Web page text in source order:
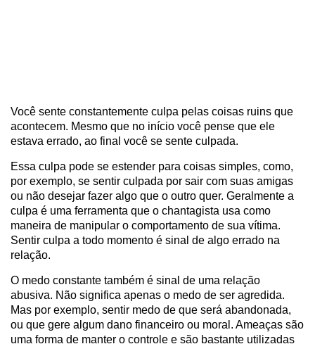
Você sente constantemente culpa pelas coisas ruins que
acontecem. Mesmo que no início você pense que ele
estava errado, ao final você se sente culpada.
Essa culpa pode se estender para coisas simples, como,
por exemplo, se sentir culpada por sair com suas amigas
ou não desejar fazer algo que o outro quer. Geralmente a
culpa é uma ferramenta que o chantagista usa como
maneira de manipular o comportamento de sua vítima.
Sentir culpa a todo momento é sinal de algo errado na
relação.
O medo constante também é sinal de uma relação
abusiva. Não significa apenas o medo de ser agredida.
Mas por exemplo, sentir medo de que será abandonada,
ou que gere algum dano financeiro ou moral. Ameaças são
uma forma de manter o controle e são bastante utilizadas